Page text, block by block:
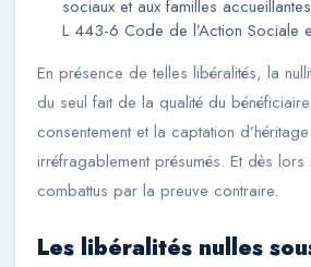
sociaux et aux familles
L 443-6 Code de l’Action Sociale
En présence de telles libéralités, la
du seul fait de la qualité du
consentement et la captation
irréfragablement présumés. Et dès lors
combattus par la preuve contraire.
Les libéralités nulles